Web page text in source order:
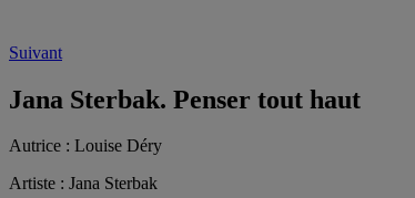
Suivant
Jana Sterbak. Penser tout haut
Autrice : Louise Déry
Artiste : Jana Sterbak